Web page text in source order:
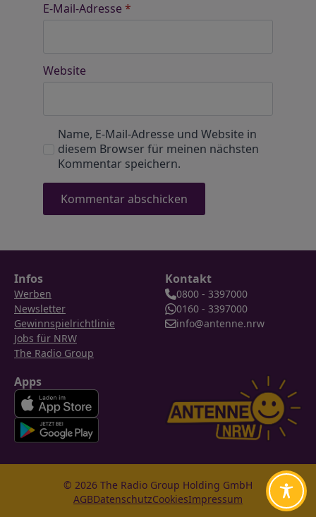
E-Mail-Adresse *
Website
Name, E-Mail-Adresse und Website in
diesem Browser für meinen nächsten
Kommentar speichern.
Infos
Werben
Newsletter
Gewinnspielrichtlinie
Jobs für NRW
The Radio Group
Kontakt
0800 - 3397000
0160 - 3397000
info@antenne.nrw
Apps
© 2026 The Radio Group Holding GmbH
AGBDatenschutzCookiesImpressum